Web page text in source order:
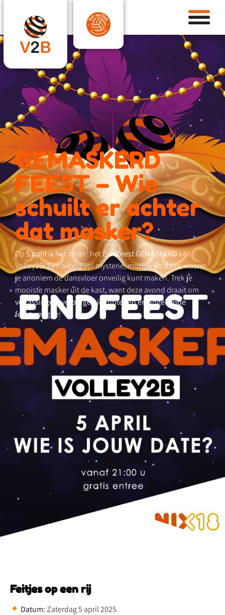
GEMASKERD
FEEST – Wie
schuilt er achter
dat masker?
Op5 aprilis het zover: hetEindfeest GEMASKERDvan
Volley2B! Een avond vol mysterie, muziek en dans, waarin
je anoniem de dansvloer onveilig kunt maken. Trek je
mooiste masker uit de kast, want deze avond draait om
verrassingen, verborgen identiteiten en ongekende
feestvreugde!
Feitjes op een rij
Datum:Zaterdag 5 april 2025